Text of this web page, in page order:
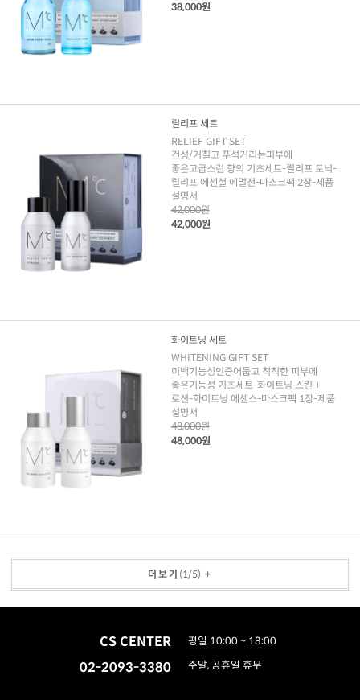
38,000원
릴리프 세트
RELIEF GIFT SET
건성/거칠고 푸석거리는피부에
좋은고급스런 향의 기초세트-릴리프 토닉-
릴리프 에센셜 에멀전-마스크팩 2장-제품
설명서
42,000원
42,000원
화이트닝 세트
WHITENING GIFT SET
미백기능성인증어둡고 칙칙한 피부에
좋은기능성 기초세트-화이트닝 스킨 +
로션-화이트닝 에센스-마스크팩 1장-제품
설명서
48,000원
48,000원
더보기 (1/5) +
CS CENTER
02-2093-3380
평일 10:00 ~ 18:00
주말, 공휴일 휴무